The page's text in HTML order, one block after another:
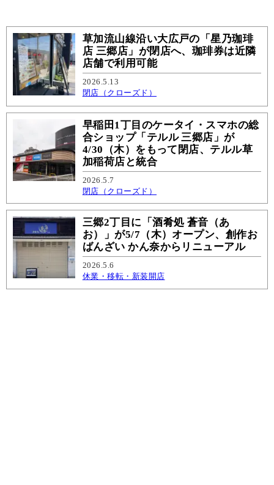
草加流山線沿い大広戸の「星乃珈琲
店 三郷店」が閉店へ、珈琲券は近隣
店舗で利用可能
2026.5.13
閉店（クローズド）
早稲田1丁目のケータイ・スマホの総
合ショップ「テルル 三郷店」が
4/30（木）をもって閉店、テルル草
加稲荷店と統合
2026.5.7
閉店（クローズド）
三郷2丁目に「酒肴処 蒼音（あ
お）」が5/7（木）オープン、創作お
ばんざい かん奈からリニューアル
2026.5.6
休業・移転・新装開店